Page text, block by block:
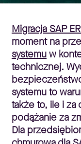
Migracja SAP
moment na
systemuw
technicznej.
systemu to
także to, ile i za
podążanie za
Dla